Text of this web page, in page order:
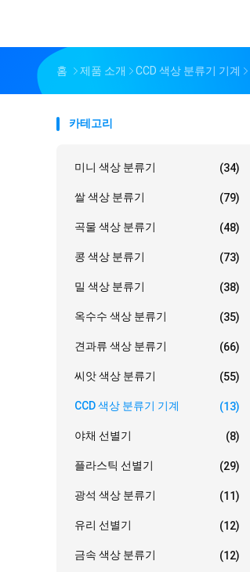
홈 제품 소개 CCD 색상 분류기 기계
카테고리
미니 색상 분류기 (34)
쌀 색상 분류기 (79)
곡물 색상 분류기 (48)
콩 색상 분류기 (73)
밀 색상 분류기 (38)
옥수수 색상 분류기 (35)
견과류 색상 분류기 (66)
씨앗 색상 분류기 (55)
CCD 색상 분류기 기계 (13)
야채 선별기 (8)
플라스틱 선별기 (29)
광석 색상 분류기 (11)
유리 선별기 (12)
금속 색상 분류기 (12)